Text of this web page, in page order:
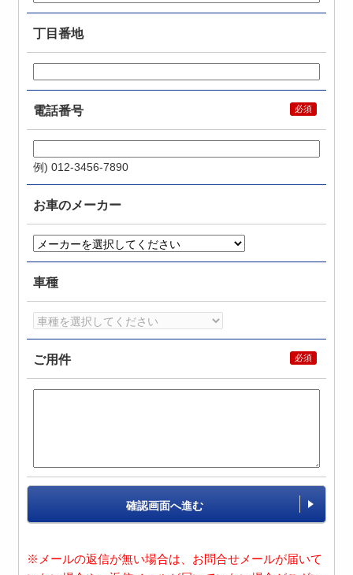
丁目番地
電話番号
例) 012-3456-7890
お車のメーカー
車種
ご用件
確認画面へ進む
※メールの返信が無い場合は、お問合せメールが届いて